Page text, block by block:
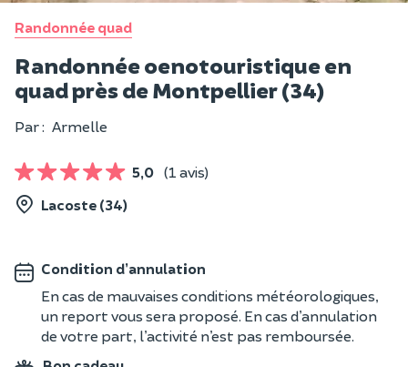
Randonnée quad
Randonnée oenotouristique en
quad près de Montpellier (34)
Par : Armelle
5,0 (1 avis)
Lacoste (34)
Condition d’annulation
En cas de mauvaises conditions météorologiques,
un report vous sera proposé. En cas d’annulation
de votre part, l’activité n’est pas remboursée.